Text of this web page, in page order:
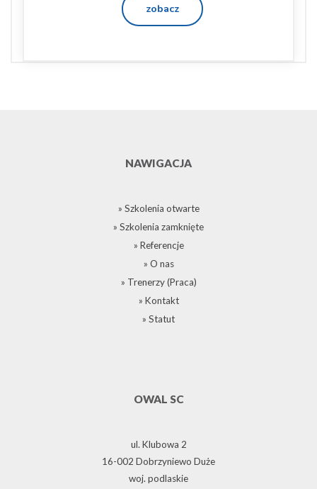
zobacz
NAWIGACJA
» Szkolenia otwarte
» Szkolenia zamknięte
» Referencje
» O nas
» Trenerzy (Praca)
» Kontakt
» Statut
OWAL SC
ul. Klubowa 2
16-002 Dobrzyniewo Duże
woj. podlaskie